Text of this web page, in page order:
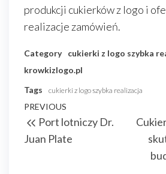
produkcji cukierków z logo i
realizacje zamówień.
Category
cukierki z logo szybka
krowkizlogo.pl
Tags
cukierki z logo szybka realizacja
Nawigacja
wpisu
Previous
Post
PREVIOUS
Port lotniczy Dr.
Juan Plate